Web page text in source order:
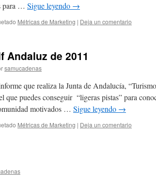
para … Sigue leyendo →
Métricas de Marketing | Deja un comentario
Andaluz de 2011
samucadenas
que realiza la Junta de Andalucía,
que puedes conseguir “ligeras pistas” para
motivados … Sigue leyendo →
Métricas de Marketing | Deja un comentario